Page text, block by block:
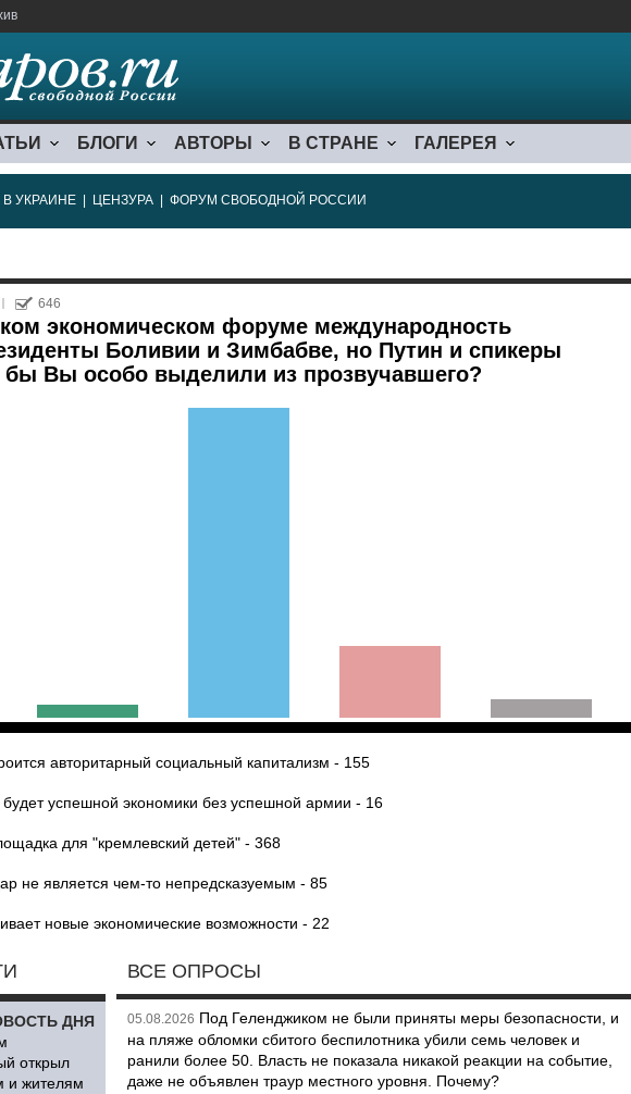
БЛОГИ АВТОРЫ В СТРАНЕ ГАЛЕРЕЯ
УКРАИНЕ ЦЕНЗУРА ФОРУМ СВОБОДНОЙ РОССИИ
646
экономическом форуме международность
Боливии и Зимбабве, но Путин и спикеры
бы Вы особо выделили из прозвучавшего?
авторитарный социальный капитализм - 155
будет успешной экономики без успешной армии - 16
для "кремлевский детей" - 368
не является чем-то непредсказуемым - 85
новые экономические возможности - 22
ДНЯ
открыл
и жителям
ВСЕ ОПРОСЫ
05.08.2026 Под Геленджиком не были приняты меры безопасности, и
на пляже обломки сбитого беспилотника убили семь человек и
ранили более 50. Власть не показала никакой реакции на событие,
даже не объявлен траур местного уровня. Почему?